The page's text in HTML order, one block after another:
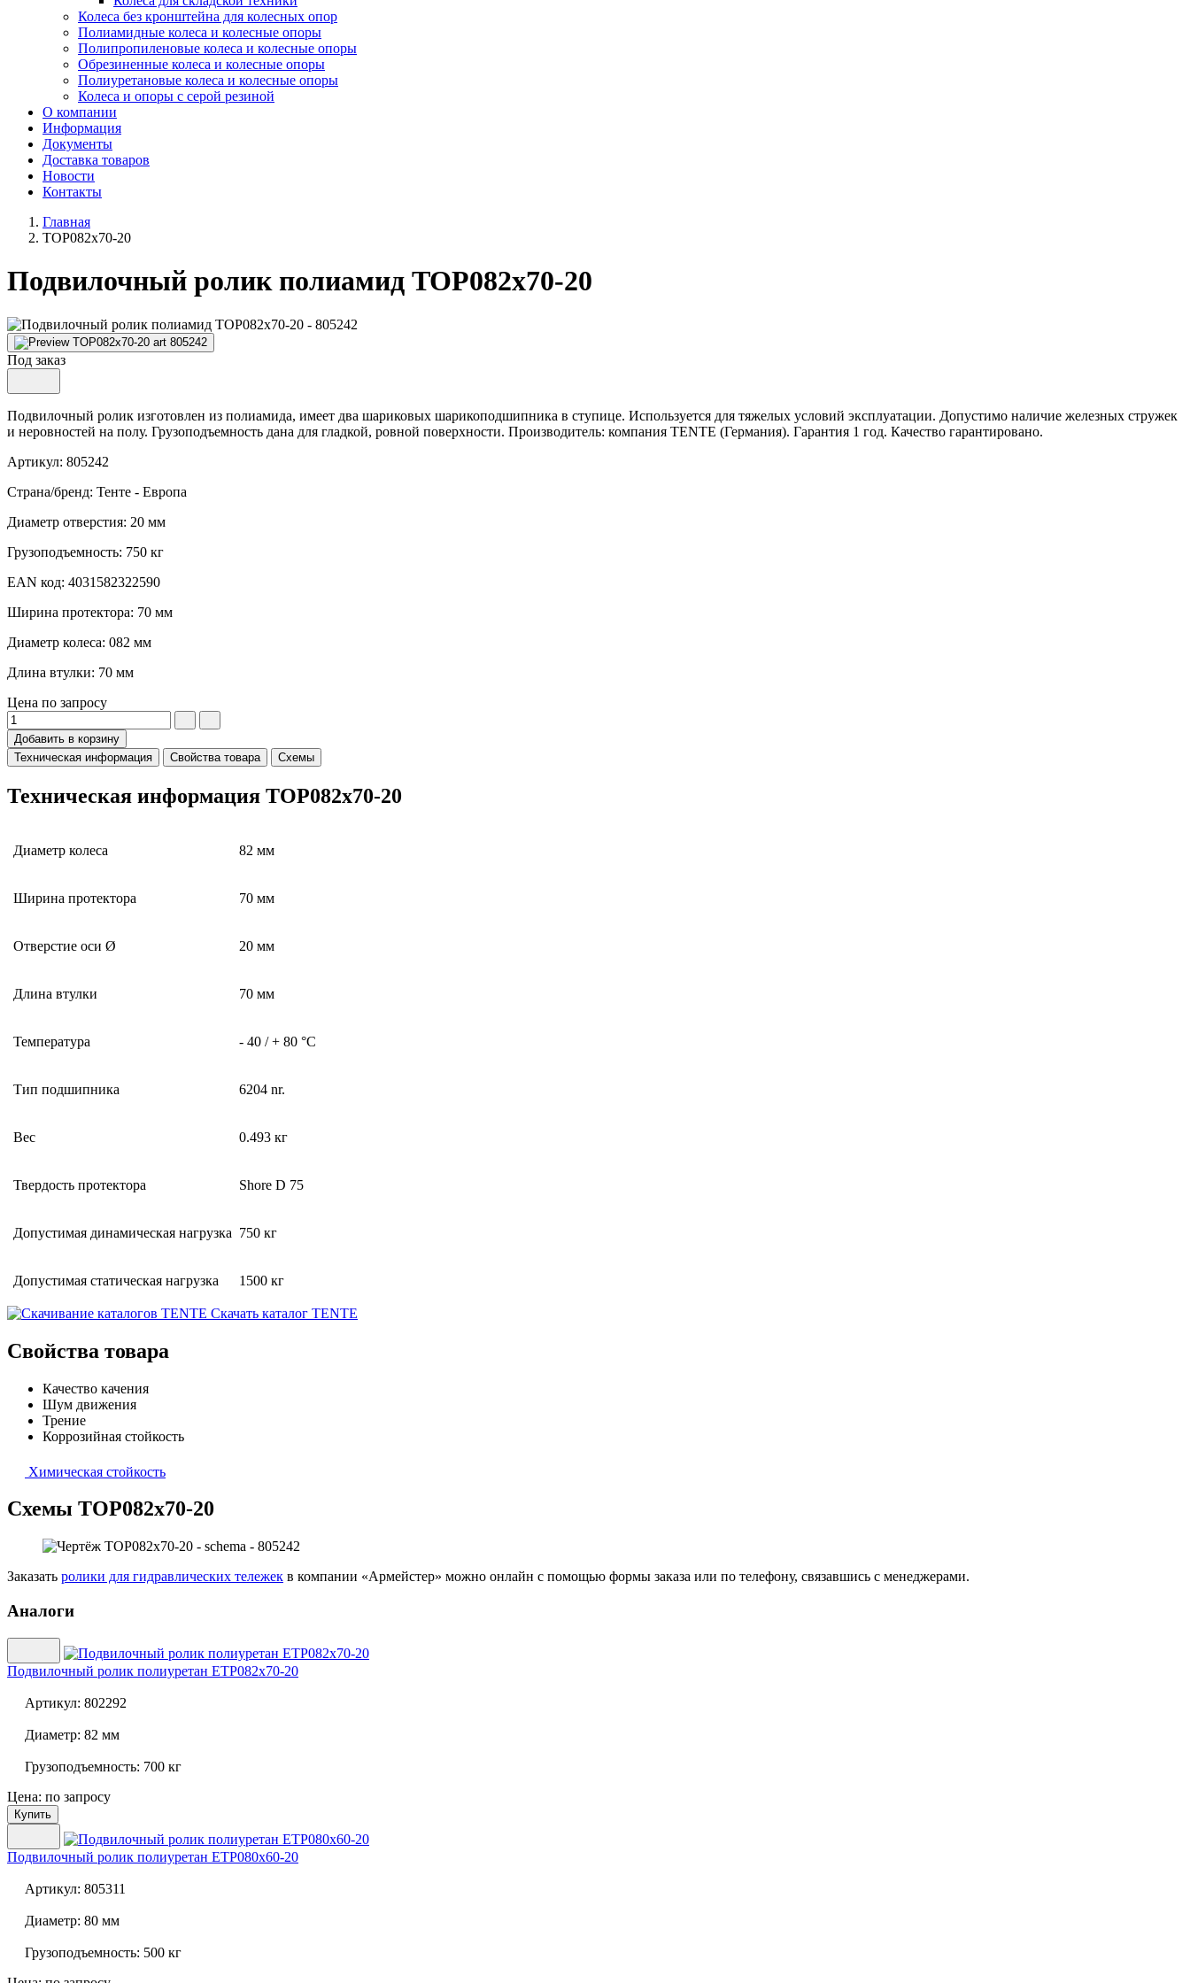
Колеса без кронштейна для колесных опор
Полиамидные колеса и колесные опоры
Полипропиленовые колеса и колесные опоры
Обрезиненные колеса и колесные опоры
Полиуретановые колеса и колесные опоры
Колеса и опоры с серой резиной
О компании
Информация
Документы
Доставка товаров
Новости
Контакты
Главная
TOP082x70-20
Подвилочный ролик полиамид TOP082x70-20
Под заказ
Подвилочный ролик изготовлен из полиамида, имеет два шариковых шарикоподшипника в ступице. Используется для тяжелых условий эксплуатации. Допустимо наличие железных стружек
и неровностей на полу. Грузоподъемность дана для гладкой, ровной поверхности. Производитель: компания TENTE (Германия). Гарантия 1 год. Качество гарантировано.
Артикул: 805242
Страна/бренд: Тенте - Европа
Диаметр отверстия: 20 мм
Грузоподъемность: 750 кг
EAN код: 4031582322590
Ширина протектора: 70 мм
Диаметр колеса: 082 мм
Длина втулки: 70 мм
Цена по запросу
Добавить в корзину
Техническая информация
Свойства товара Схемы
Техническая информация TOP082x70-20
Диаметр колеса 82 мм
Ширина протектора 70 мм
Отверстие оси Ø 20 мм
Длина втулки 70 мм
Температура - 40 / + 80 °C
Тип подшипника 6204 nr.
Вес 0.493 кг
Твердость протектора Shore D 75
Допустимая динамическая нагрузка 750 кг
Допустимая статическая нагрузка 1500 кг
Скачать каталог TENTE
Свойства товара
Качество качения
Шум движения
Трение
Коррозийная стойкость
Химическая стойкость
Схемы TOP082x70-20
Заказать ролики для гидравлических тележек в компании «Армейстер» можно онлайн с помощью формы заказа или по телефону, связавшись с менеджерами.
Аналоги
Подвилочный ролик полиуретан ETP082x70-20
Артикул: 802292
Диаметр: 82 мм
Грузоподъемность: 700 кг
Цена: по запросу
Купить
Подвилочный ролик полиуретан ETP080x60-20
Артикул: 805311
Диаметр: 80 мм
Грузоподъемность: 500 кг